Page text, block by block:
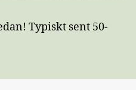
Typiskt sent 50-